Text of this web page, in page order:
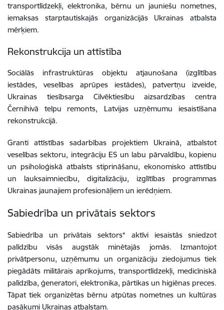
transportlīdzekļi, elektronika, bērnu un jauniešu nometnes,
iemaksas starptautiskajās organizācijās Ukrainas atbalsta
mērķiem.
Rekonstrukcija un attīstība
Sociālās infrastruktūras objektu atjaunošana (izglītības
iestādes, veselības aprūpes iestādes), patvertņu izveide,
Ukrainas tiesībsarga Cilvēktiesību aizsardzības centra
Černihivā telpu remonts,
Latvijas uzņēmumu iesaistīšana
rekonstrukcijā.
Granti attīstības sadarbības projektiem Ukrainā, atbalstot
veselības sektoru, integrāciju ES un labu pārvaldību, kopienu
un psiholoģiskā atbalsts stiprināšanu, ekonomisko attīstību
un lauksaimniecību, digitalizāciju, izglītības programmas
Ukrainas jaunajiem profesionāļiem un ierēdņiem.
Sabiedrība un privātais sektors
Sabiedrība un privātais sektors*
aktīvi iesaistās sniedzot
palīdzību visās augstāk minētajās jomās. Izmantojot
privātpersonu, uzņēmumu un organizāciju ziedojumus tiek
piegādāts militārais aprīkojums, transportlīdzekļi, medicīniskā
palīdzība, ģeneratori, elektronika, pārtikas un higiēnas preces.
Tāpat tiek organizētas bērnu atpūtas nometnes un kultūras
pasākumi Ukrainas atbalstam.